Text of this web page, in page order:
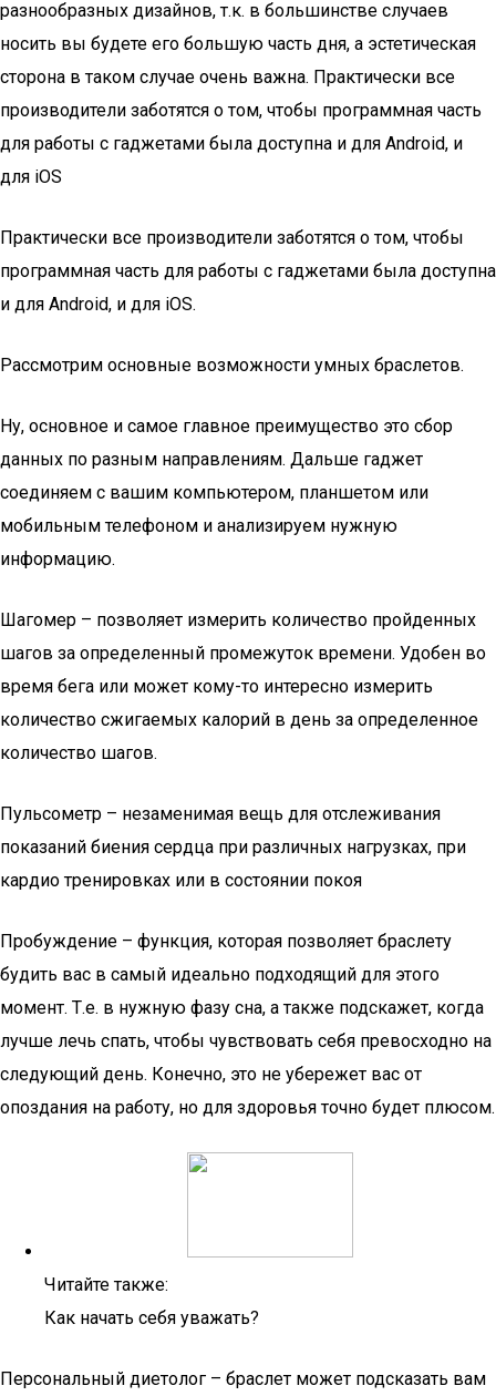
разнообразных дизайнов, т.к. в большинстве случаев
носить вы будете его большую часть дня, а эстетическая
сторона в таком случае очень важна. Практически все
производители заботятся о том, чтобы программная часть
для работы с гаджетами была доступна и для Android, и
для iOS
Практически все производители заботятся о том, чтобы
программная часть для работы с гаджетами была доступна
и для Android, и для iOS.
Рассмотрим основные возможности умных браслетов.
Ну, основное и самое главное преимущество это сбор
данных по разным направлениям. Дальше гаджет
соединяем с вашим компьютером, планшетом или
мобильным телефоном и анализируем нужную
информацию.
Шагомер – позволяет измерить количество пройденных
шагов за определенный промежуток времени. Удобен во
время бега или может кому-то интересно измерить
количество сжигаемых калорий в день за определенное
количество шагов.
Пульсометр – незаменимая вещь для отслеживания
показаний биения сердца при различных нагрузках, при
кардио тренировках или в состоянии покоя
Пробуждение – функция, которая позволяет браслету
будить вас в самый идеально подходящий для этого
момент. Т.е. в нужную фазу сна, а также подскажет, когда
лучше лечь спать, чтобы чувствовать себя превосходно на
следующий день. Конечно, это не убережет вас от
опоздания на работу, но для здоровья точно будет плюсом.
Читайте также:
Как начать себя уважать?
Персональный диетолог – браслет может подсказать вам